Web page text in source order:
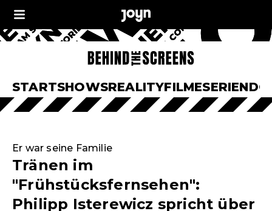
STARTSHOWSREALITYFILMESERIEN
Er war seine Familie
Tränen im
"Frühstücksfernsehen":
Philipp Isterewicz spricht über